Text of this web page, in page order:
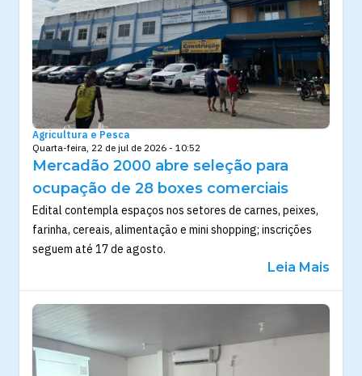
Agricultura e Pesca
Quarta-feira, 22 de jul de 2026 - 10:52
Mercadão 2000 abre seleção para
ocupação de 28 boxes comerciais
Edital contempla espaços nos setores de carnes, peixes,
farinha, cereais, alimentação e mini shopping; inscrições
seguem até 17 de agosto.
Leia Mais